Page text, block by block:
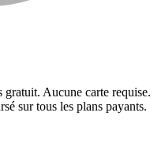
Aucune carte requise.
sur tous les plans payants.